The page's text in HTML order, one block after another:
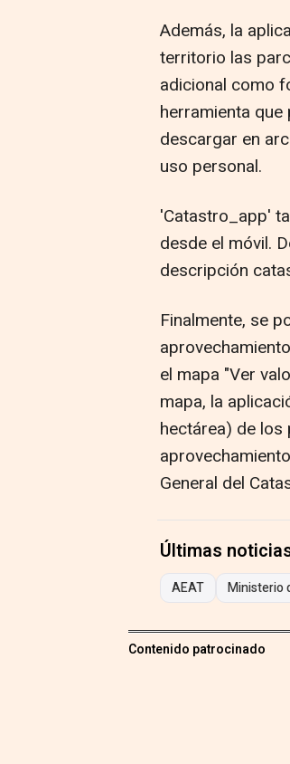
Además, la
territorio las
adicional como
herramienta
descargar en
uso personal.
'Catastro_app'
desde el móvil.
descripción
Finalmente, se
el mapa "Ver
mapa, la
hectárea) de
General del
Últimas
AEAT Ministerio
Contenido patrocinado